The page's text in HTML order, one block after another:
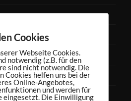
Cookies
Webseite Cookies.
notwendig (z.B. für den
sind nicht notwendig. Die
Cookies helfen uns bei der
Online-Angebotes,
und werden für
eingesetzt. Die Einwilligung